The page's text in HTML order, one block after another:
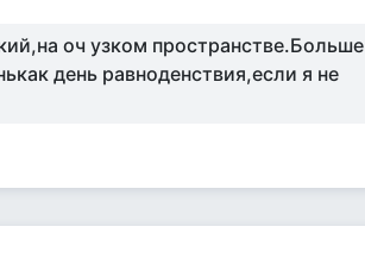
оч узком пространстве.Больше
день равноденствия,если я не